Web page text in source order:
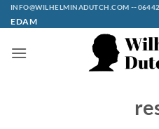
Ga
naar
INFO@WILHELMINADUTCH.COM --
EDAM